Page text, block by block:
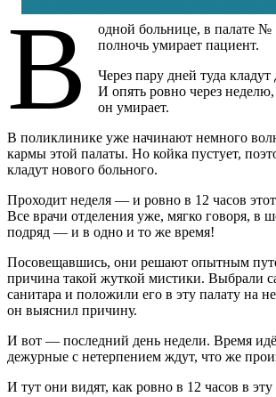
В
одной больнице, в палате №
полночь умирает пациент.
Через пару дней туда
И опять ровно через
он умирает.
В поликлинике уже начинают немного
кармы этой палаты. Но койка пустует,
кладут нового больного.
Проходит неделя — и ровно в 12 часов
Все врачи отделения уже, мягко говоря, в
подряд — и в одно и то же время!
Посовещавшись, они решают опытным
причина такой жуткой мистики. Выбрали
санитара и положили его в эту палату на
он выяснил причину.
И вот — последний день недели. Время
дежурные с нетерпением ждут, что же
И тут они видят, как ровно в 12 часов в